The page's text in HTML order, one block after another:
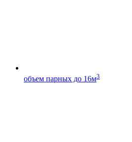
объем парных до 16м3